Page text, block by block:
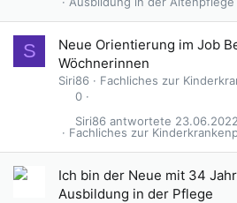
S
Neue Orientierung im Job
Wöchnerinnen
Siri86
Fachliches zur
0
Fachliches zur
23.06.2022
Siri86
Ich bin der Neue mit 34
Ausbildung in der Pflege